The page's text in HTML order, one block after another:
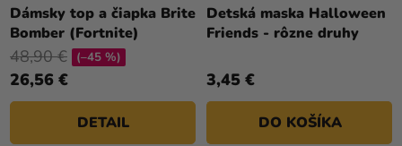
Dámsky top a čiapka Brite
Bomber (Fortnite)
26,56 €
48,90 € (–45 %)
DETAIL
Detská maska Halloween
Friends - rôzne druhy
3,45 €
DO KOŠÍKA